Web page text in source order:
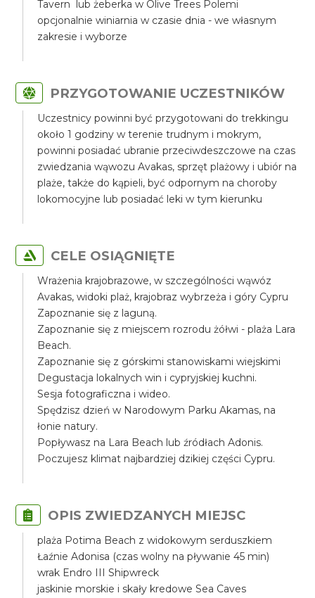
Tavern lub żeberka w Olive Trees Polemi
opcjonalnie winiarnia w czasie dnia - we własnym
zakresie i wyborze
PRZYGOTOWANIE UCZESTNIKÓW
Uczestnicy powinni być przygotowani do trekkingu
około 1 godziny w terenie trudnym i mokrym,
powinni posiadać ubranie przeciwdeszczowe na czas
zwiedzania wąwozu Avakas, sprzęt plażowy i ubiór na
plaże, także do kąpieli, być odpornym na choroby
lokomocyjne lub posiadać leki w tym kierunku
CELE OSIĄGNIĘTE
Wrażenia krajobrazowe, w szczególności wąwóz
Avakas, widoki plaż, krajobraz wybrzeża i góry Cypru
Zapoznanie się z laguną.
Zapoznanie się z miejscem rozrodu żółwi - plaża Lara
Beach.
Zapoznanie się z górskimi stanowiskami wiejskimi
Degustacja lokalnych win i cypryjskiej kuchni.
Sesja fotograficzna i wideo.
Spędzisz dzień w Narodowym Parku Akamas, na
łonie natury.
Popływasz na Lara Beach lub źródłach Adonis.
Poczujesz klimat najbardziej dzikiej części Cypru.
OPIS ZWIEDZANYCH MIEJSC
plaża Potima Beach z widokowym serduszkiem
Łaźnie Adonisa (czas wolny na pływanie 45 min)
wrak Endro III Shipwreck
jaskinie morskie i skały kredowe Sea Caves